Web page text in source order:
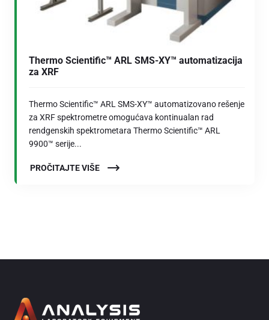
Thermo Scientific™ ARL SMS-XY™ automatizacija
za XRF
Thermo Scientific™ ARL SMS-XY™ automatizovano rešenje
za XRF spektrometre omogućava kontinualan rad
rendgenskih spektrometara Thermo Scientific™ ARL
9900™ serije...
PROČITAJTE VIŠE